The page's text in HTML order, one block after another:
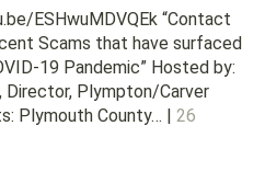
ESHwuMDVQEk “Contact
Scams that have surfaced
19 Pandemic” Hosted by:
Director, Plympton/Carver
Plymouth County… | 26